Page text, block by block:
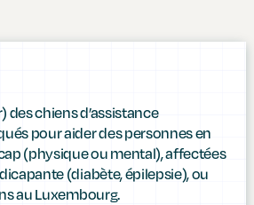
des chiens d’assistance
pour aider des personnes en
(physique ou mental), affectées
(diabète, épilepsie), ou
au Luxembourg.